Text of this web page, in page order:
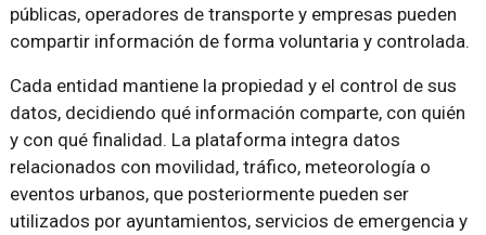
públicas, operadores de transporte y empresas pueden
compartir información de forma voluntaria y controlada.
Cada entidad mantiene la propiedad y el control de sus
datos, decidiendo qué información comparte, con quién
y con qué finalidad. La plataforma integra datos
relacionados con movilidad, tráfico, meteorología o
eventos urbanos, que posteriormente pueden ser
utilizados por ayuntamientos, servicios de emergencia y